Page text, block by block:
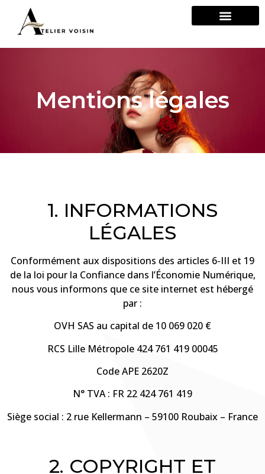
Mentions légales
1. INFORMATIONS
LÉGALES
Conformément aux dispositions des articles 6-III et 19
de la loi pour la Confiance dans l’Économie Numérique,
nous vous informons que ce site internet est hébergé
par :
OVH SAS au capital de 10 069 020 €
RCS Lille Métropole 424 761 419 00045
Code APE 2620Z
N° TVA : FR 22 424 761 419
Siège social : 2 rue Kellermann – 59100 Roubaix – France
2. COPYRIGHT ET